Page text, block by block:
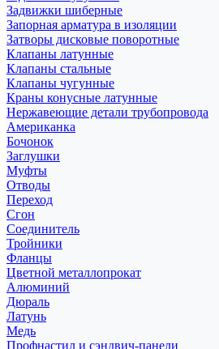
Задвижки шиберные
Запорная арматура в изоляции
Затворы дисковые поворотные
Клапаны латунные
Клапаны стальные
Клапаны чугунные
Краны конусные латунные
Нержавеющие детали трубопровода
Американка
Бочонок
Заглушки
Муфты
Отводы
Переход
Сгон
Соединитель
Тройники
Фланцы
Цветной металлопрокат
Алюминий
Дюраль
Латунь
Медь
Профнастил и сэндвич-панели